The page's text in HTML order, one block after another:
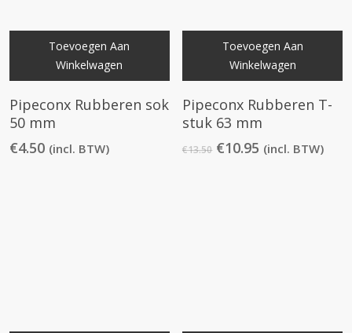
Toevoegen Aan
Winkelwagen
Pipeconx Rubberen sok
50 mm
€4.50 (incl. BTW)
Toevoegen Aan
Winkelwagen
Pipeconx Rubberen T-
stuk 63 mm
€13.50 Oorspronkelijke
€10.95 Huidige
(incl. BTW)